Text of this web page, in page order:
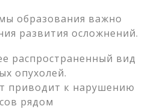
образования важно
развития осложнений.
распространенный вид
опухолей.
приводит к нарушению
рядом